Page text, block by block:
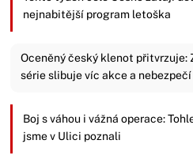
nejnabitější program letoška
Oceněný český klenot přitvrzuje:
série slibuje víc akce a nebezpečí
Boj s váhou i vážná operace:
jsme v Ulici poznali